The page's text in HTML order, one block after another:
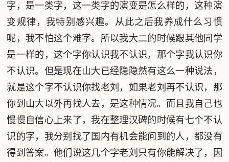
字，是一类字，这一类字的演变是怎么样的，这种演
变规律，我特别感兴趣。从此之后我养成什么习惯
呢，我不怕这个难字。所以我大二的时候跟其他同学
是一样的，这个字你认识我不认识，那个字我认识你
不认识。但是现在山大已经隐隐然有这么一种说法，
就是这个字不认识你找老刘，如果老刘再不认识，那
你到山大以外再找人去，是这种情况。而且我自己也
慢慢自信心上来了，我在整理汉碑的时候有七个不认
识的字，我分别找了国内有机会能问到的人，都没有
得到答案。他们说这几个字老刘只有你能解决了，因